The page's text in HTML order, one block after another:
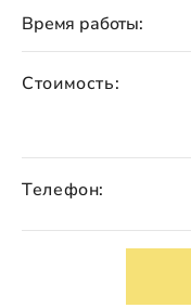
Стоимость:
Время работы:
Телефон: